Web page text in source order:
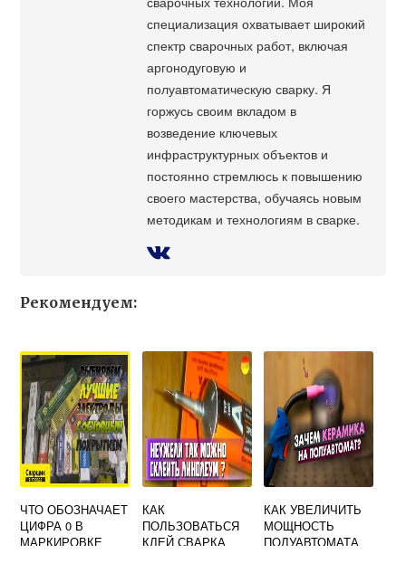
специализация охватывает широкий
спектр сварочных работ, включая
аргонодуговую и
полуавтоматическую сварку. Я
горжусь своим вкладом в
возведение ключевых
инфраструктурных объектов и
постоянно стремлюсь к повышению
своего мастерства, обучаясь новым
методикам и технологиям в сварке.
Рекомендуем:
ЧТО ОБОЗНАЧАЕТ
ЦИФРА 0 В
МАРКИРОВКЕ
КАК
ПОЛЬЗОВАТЬСЯ
КЛЕЙ СВАРКА
КАК УВЕЛИЧИТЬ
МОЩНОСТЬ
ПОЛУАВТОМАТА